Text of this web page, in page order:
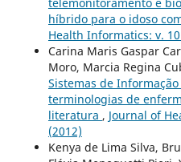
híbrido para o idoso
Health Informatics: v.
Carina Maris Gaspar
Moro, Marcia Regina
Sistemas de
terminologias de
literatura , Journal of
(2012)
Kenya de Lima Silva,